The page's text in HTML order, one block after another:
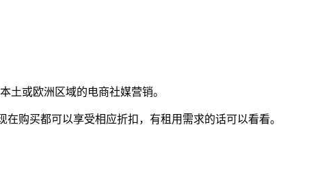
土或欧洲区域的电商社媒营销。
购买都可以享受相应折扣，有租用需求的话可以看看。